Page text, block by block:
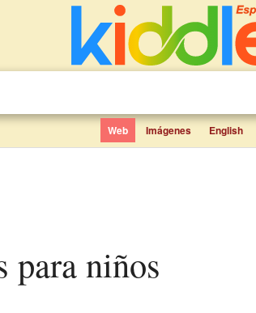
Web Imágenes English
para niños